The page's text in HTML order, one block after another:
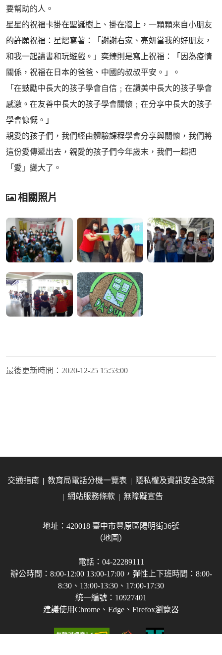
要幫助的人。
星星的祝福卡掛在聖誕樹上、掛在牆上，一顆顆來自小朋友
的許願祝福：星熠寫著：「謝謝右家、亮妍當我的好朋友，
和我一起讀書和玩遊戲。」奕臻則是寫上祝福：「因為疫情
關係，祝福在日本的爸爸、中國的叔叔平安。」。
「在鼓勵中長大的孩子學會自信﹔在讚美中長大的孩子學會
感激。在友善中長大的孩子學會關懷﹔在分享中長大的孩子
學會慷慨。」
親愛的孩子們，我們經由體驗課程學會分享與關懷，我們將
這份愛傳遞出去，親愛的孩子們今年歲末，我們一起把
「愛」變大了。
相關照片
最後更新時間： 2020-12-25 15:53:00
交通指南 教育局電話分機一覽表
隱私權及資訊安全政策
網站服務條款
無障礙宣告
地址：420018 臺中市豐原區陽明街36號
（地圖）
電話：04-22289111
辦公時間：8:00-12:00 13:00-17:00，彈性上下班時間：8:00-
8:30、13:00-13:30、17:00-17:30
統一編號：10927401
建議使用Chrome、Edge、Firefox瀏覽器